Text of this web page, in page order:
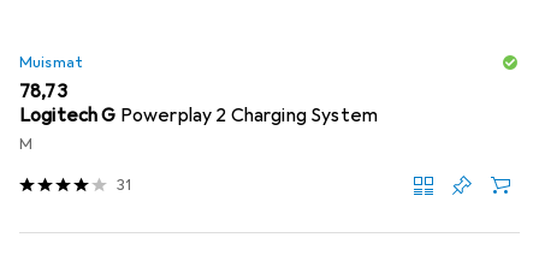
Muismat
EUR
78,73
Logitech G Powerplay 2 Charging System
M
31